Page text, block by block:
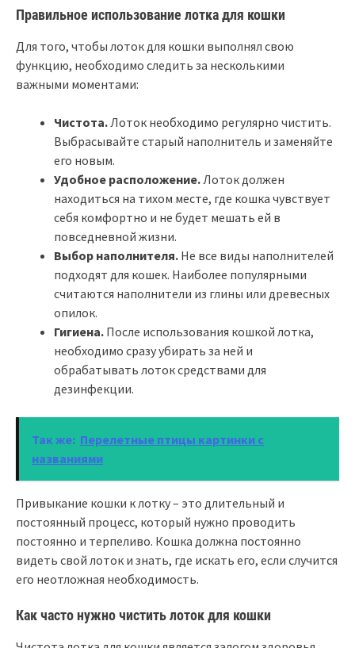
Правильное использование лотка для кошки
Для того, чтобы лоток для кошки выполнял свою
функцию, необходимо следить за несколькими
важными моментами:
Чистота. Лоток необходимо регулярно чистить.
Выбрасывайте старый наполнитель и заменяйте
его новым.
Удобное расположение. Лоток должен
находиться на тихом месте, где кошка чувствует
себя комфортно и не будет мешать ей в
повседневной жизни.
Выбор наполнителя. Не все виды наполнителей
подходят для кошек. Наиболее популярными
считаются наполнители из глины или древесных
опилок.
Гигиена. После использования кошкой лотка,
необходимо сразу убирать за ней и
обрабатывать лоток средствами для
дезинфекции.
Так же: Перелетные птицы картинки с
названиями
Привыкание кошки к лотку – это длительный и
постоянный процесс, который нужно проводить
постоянно и терпеливо. Кошка должна постоянно
видеть свой лоток и знать, где искать его, если случится
его неотложная необходимость.
Как часто нужно чистить лоток для кошки